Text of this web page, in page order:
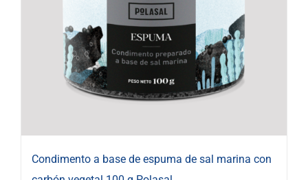
Condimento a base de espuma de sal marina con